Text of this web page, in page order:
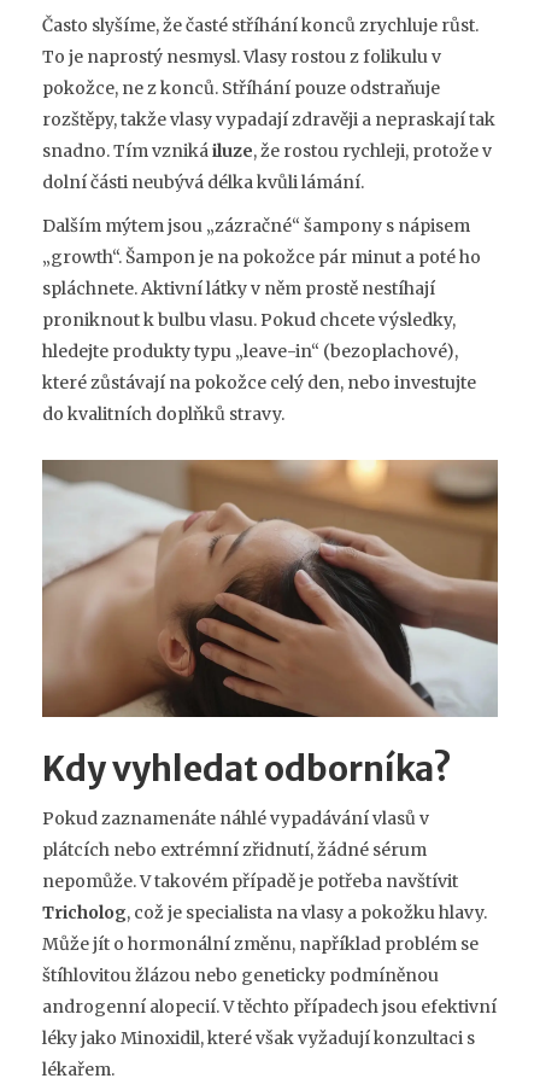
Často slyšíme, že časté stříhání konců zrychluje růst.
To je naprostý nesmysl. Vlasy rostou z folikulu v
pokožce, ne z konců. Stříhání pouze odstraňuje
rozštěpy, takže vlasy vypadají zdravěji a nepraskají tak
snadno. Tím vznikáiluze, že rostou rychleji, protože v
dolní části neubývá délka kvůli lámání.
Dalším mýtem jsou „zázračné“ šampony s nápisem
„growth“. Šampon je na pokožce pár minut a poté ho
spláchnete. Aktivní látky v něm prostě nestíhají
proniknout k bulbu vlasu. Pokud chcete výsledky,
hledejte produkty typu „leave-in“ (bezoplachové),
které zůstávají na pokožce celý den, nebo investujte
do kvalitních doplňků stravy.
Kdy vyhledat odborníka?
Pokud zaznamenáte náhlé vypadávání vlasů v
plátcích nebo extrémní zřidnutí, žádné sérum
nepomůže. V takovém případě je potřeba navštívit
Tricholog, což je specialista na vlasy a pokožku hlavy.
Může jít o hormonální změnu, například problém se
štíhlovitou žlázou nebo geneticky podmíněnou
androgenní alopecií. V těchto případech jsou efektivní
léky jako Minoxidil, které však vyžadují konzultaci s
lékařem.